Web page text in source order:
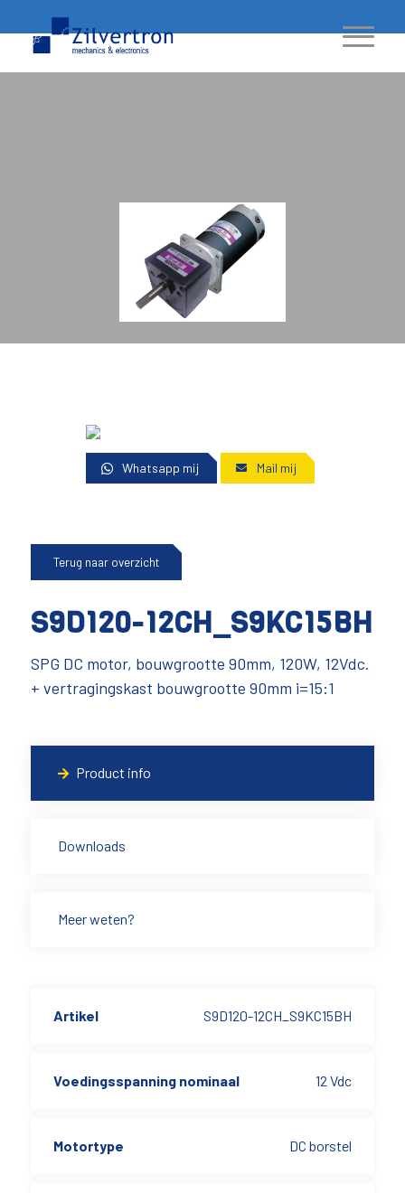
Whatsapp mij Mail mij
Terug naar overzicht
S9D120-12CH_S9KC15BH
SPG DC motor, bouwgrootte 90mm, 120W, 12Vdc.
+ vertragingskast bouwgrootte 90mm i=15:1
Product info
Downloads
Meer weten?
Artikel S9D120-12CH_S9KC15BH
Voedingsspanning nominaal 12 Vdc
Motortype DC borstel